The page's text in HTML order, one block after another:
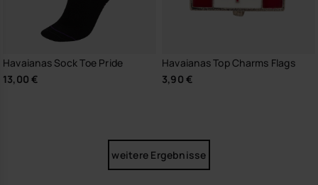
Havaianas Sock Toe Pride
13,00 €
Havaianas Top Charms Flags
3,90 €
weitere Ergebnisse